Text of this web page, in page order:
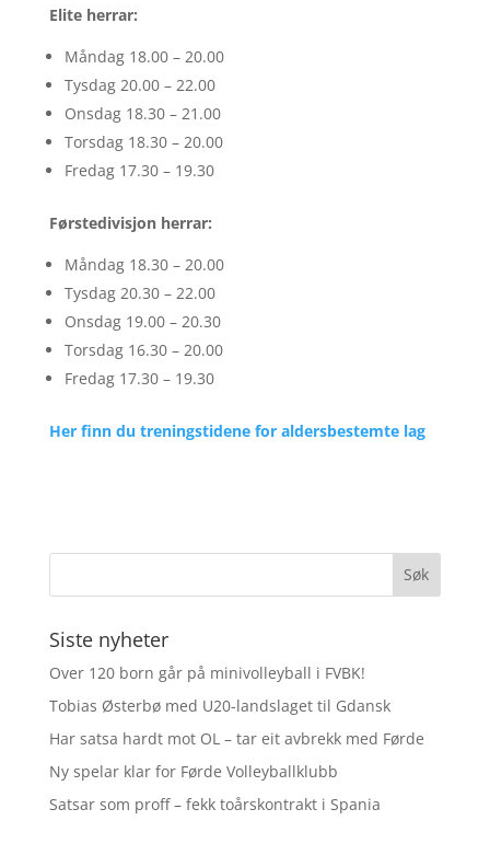
Elite herrar:
Måndag 18.00 – 20.00
Tysdag 20.00 – 22.00
Onsdag 18.30 – 21.00
Torsdag 18.30 – 20.00
Fredag ​​17.30 – 19.30
Førstedivisjon herrar:
Måndag 18.30 – 20.00
Tysdag 20.30 – 22.00
Onsdag 19.00 – 20.30
Torsdag 16.30 – 20.00
Fredag ​​17.30 – 19.30
Her finn du treningstidene for aldersbestemte lag
Siste nyheter
Over 120 born går på minivolleyball i FVBK!
Tobias Østerbø med U20-landslaget til Gdansk
Har satsa hardt mot OL – tar eit avbrekk med Førde
Ny spelar klar for Førde Volleyballklubb
Satsar som proff – fekk toårskontrakt i Spania